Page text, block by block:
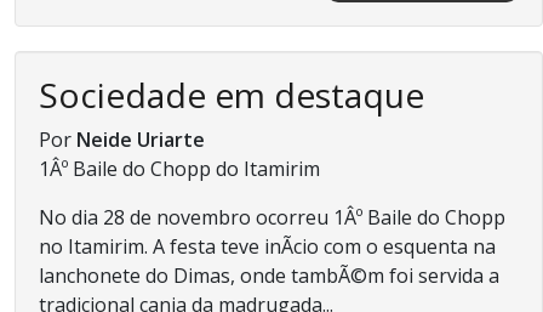
Sociedade em destaque
Por Neide Uriarte
1Âº Baile do Chopp do Itamirim
No dia 28 de novembro ocorreu 1Âº Baile do Chopp
no Itamirim. A festa teve inÃ­cio com o esquenta na
lanchonete do Dimas, onde tambÃ©m foi servida a
tradicional canja da madrugada...